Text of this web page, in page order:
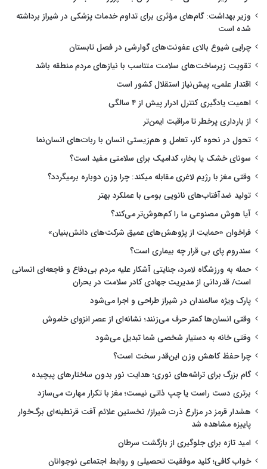
وزیر بهداشت: گام‌های مؤثری برای تداوم خدمات پزشکی در شیراز برداشته
شده است
چرایی شیوع بالای عفونت‌های گوارشی در فصل تابستان
تقویت زیرساخت‌های سلامت متناسب با نیازهای مردم منطقه باشد
اقتدار علمی، پیش‌نیاز استقلال کشور است
اهمیت یادگیری کنترل ادرار پیش از ۴ سالگی
از بارداری پرخطر تا مراقبت ایمن‌تر
تحول در نحوه کار، تعامل و هم‌زیستی انسان با ربات‌های انسان‌نما
سونای خشک یا بخار، کدامیک برای سلامتی مفید است؟
وقتی مغز با رژیم لاغری مقابله میکند: چرا وزن دوباره برمیگردد؟
تولید ضدآفتاب‌های نانویی بومی با عملکرد بهتر
آیا هوش مصنوعی ما را کم‌هوش‌تر می‌کند؟
فراخوان «حمایت از پژوهش‌های عمیق شرکت‌های دانش‌بنیان»
سندروم پای بی قرار چه بیماری است؟
حمله به ورزشگاه لامرد، جنایتی آشکار علیه مردم بی‌دفاع و فاجعه‌ای انسانی
است/ قدردانی از مدیریت جهادی کادر سلامت در بحران
پارک ویژه سالمندان در شیراز طراحی و اجرا می‌شود
وقتی انسان‌ها کمتر حرف می‌زنند؛ نشانه‌ای از عصر انزوای خاموش
وقتی خانه به دستیار شخصی شما تبدیل می‌شود
چرا حفظ کاهش وزن این‌قدر سخت است؟
گام بزرگ برای تراشه‌های نوری؛ هدایت نور بدون ساختارهای پیچیده
برتری دست راست یا چپ ذاتی نیست؛ مغز با تکرار مهارت می‌سازد
هشدار قرمز در مزارع ذرت شیراز/ نخستین علائم آفت قرنطینه‌ای برگ‌خوار
پاییزه مشاهده شد
امید تازه برای جلوگیری از بازگشت سرطان
خواب کافی؛ کلید موفقیت تحصیلی و روابط اجتماعی نوجوانان